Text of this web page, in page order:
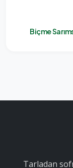
Biçme
Tarladan